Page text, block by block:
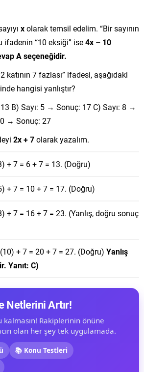
xolarak temsil edelim. “Bir sayının
ifadenin “10 eksiği” ise4x – 10
A seçeneğidir.
2 katının 7 fazlası” ifadesi, aşağıdaki
hangisi yanlıştır?
B) Sayı: 5 → Sonuç: 17 C) Sayı: 8 →
→ Sonuç: 27
2x + 7olarak yazalım.
+ 7 = 6 + 7 = 13. (Doğru)
+ 7 = 10 + 7 = 17. (Doğru)
+ 7 = 16 + 7 = 23. (Yanlış, doğru sonuç
+ 7 = 20 + 7 = 27. (Doğru) Yanlış
Yanıt: C)
Netlerini Artır!
kalmasın! Rakiplerinin önüne
olan her şey tek uygulamada.
📚 Konu Testleri